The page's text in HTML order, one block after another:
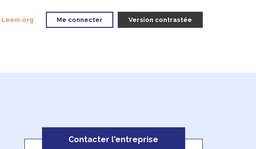
Leem.org Me connecter Version contrastée
Contacter l'entreprise